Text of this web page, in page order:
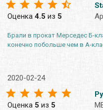
Оценка 4.5 из 5
Брали в прокат Мерседес Б-
конечно побольше чем в А-
2020-02-24
Оценка 5 из 5